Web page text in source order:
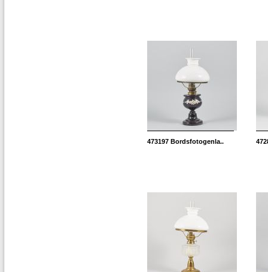
473197 Bordsfotogenla..